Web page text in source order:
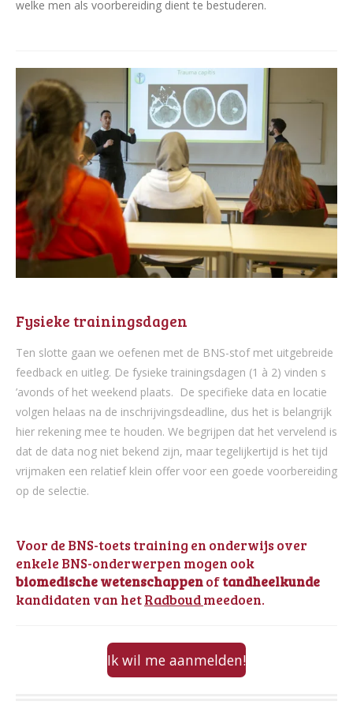
welke men als voorbereiding dient te bestuderen.
Fysieke trainingsdagen
Ten slotte gaan we oefenen met de BNS-stof met uitgebreide
feedback en uitleg. De fysieke trainingsdagen (1 à 2) vinden s
’avonds of het weekend plaats. De specifieke data en locatie
volgen helaas na de inschrijvingsdeadline, dus het is belangrijk
hier rekening mee te houden. We begrijpen dat het vervelend is
dat de data nog niet bekend zijn, maar tegelijkertijd is het tijd
vrijmaken een relatief klein offer voor een goede voorbereiding
op de selectie.
Voor de BNS-toets training en onderwijs over
enkele BNS-onderwerpen mogen ook
biomedische wetenschappenoftandheelkunde
kandidaten van hetRadboudmeedoen.
Ik wil me aanmelden!